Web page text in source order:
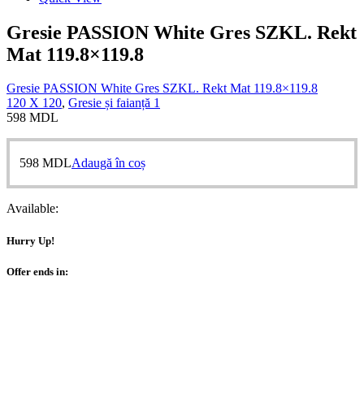
Gresie PASSION White Gres SZKL. Rekt
Mat 119.8×119.8
Gresie PASSION White Gres SZKL. Rekt Mat 119.8×119.8
120 X 120, Gresie și faianță 1
598 MDL
598 MDLAdaugă în coș
Available:
Hurry Up!
Offer ends in: